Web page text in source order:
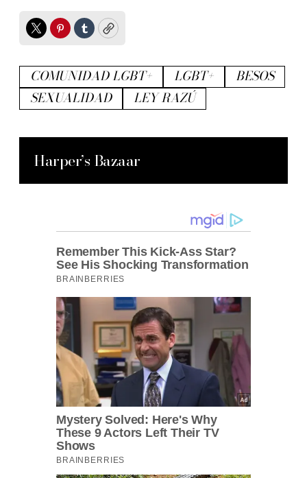
TwitterPinterest
TumblrCopy
COMUNIDAD LGBT+ LGBT+
BESOS
SEXUALIDAD
LEY RAZÚ
Harper’s Bazaar